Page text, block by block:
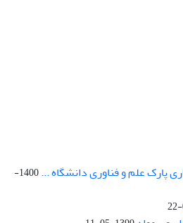
پارک علم و فناوری دانشگاه ...
1400-